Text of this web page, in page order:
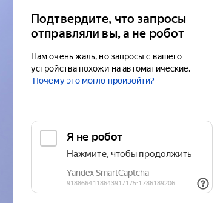
Подтвердите, что запросы
отправляли вы, а не робот
Нам очень жаль, но запросы с вашего
устройства похожи на автоматические.
Почему это могло произойти?